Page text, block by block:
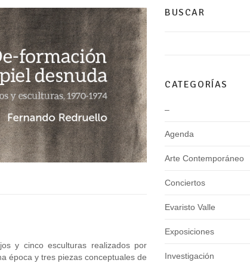
y cinco esculturas realizados por
época y tres piezas conceptuales de
BUSCAR
CATEGORÍAS
–
Agenda
Arte Contemporáneo
Conciertos
Evaristo Valle
Exposiciones
Investigación